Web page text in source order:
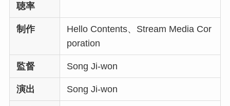
聴率
制作
Hello Contents、Stream Media Cor
poration
監督 Song Ji-won
演出 Song Ji-won